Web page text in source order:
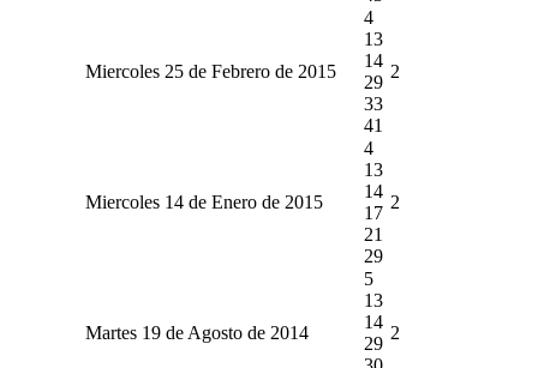
Miercoles 25 de Febrero de 2015
4
13
14
29
33
41
2
Miercoles 14 de Enero de 2015
4
13
14
17
21
29
2
Martes 19 de Agosto de 2014
5
13
14
29
2